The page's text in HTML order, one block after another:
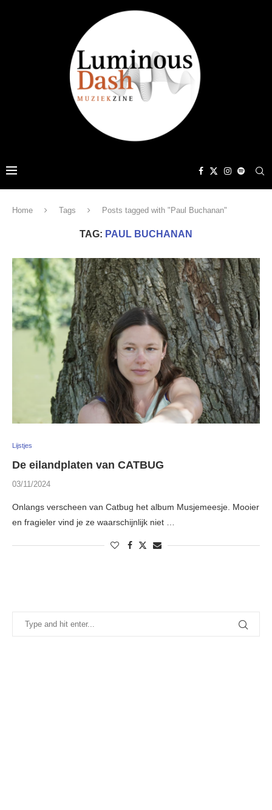
Home Tags Posts tagged with "Paul Buchanan"
TAG: PAUL BUCHANAN
Lijstjes
De eilandplaten van CATBUG
03/11/2024
Onlangs verscheen van Catbug het album Musjemeesje. Mooier
en fragieler vind je ze waarschijnlijk niet …